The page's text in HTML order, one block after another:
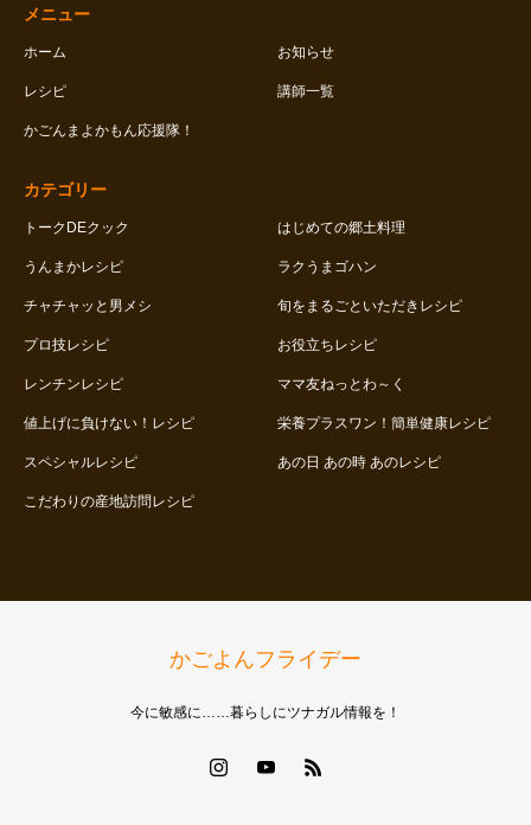
メニュー
ホーム お知らせ
レシピ 講師一覧
かごんまよかもん応援隊！
カテゴリー
トークDEクック はじめての郷土料理
うんまかレシピ ラクうまゴハン
チャチャッと男メシ 旬をまるごといただきレシピ
プロ技レシピ お役立ちレシピ
レンチンレシピ ママ友ねっとわ～く
値上げに負けない！レシピ 栄養プラスワン！簡単健康レシピ
スペシャルレシピ あの日 あの時 あのレシピ
こだわりの産地訪問レシピ
かごよんフライデー
今に敏感に……暮らしにツナガル情報を！